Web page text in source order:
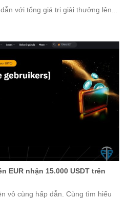
với tổng giá trị giải thưởng lên...
EUR nhận 15.000 USDT trên
vô cùng hấp dẫn. Cùng tìm hiểu